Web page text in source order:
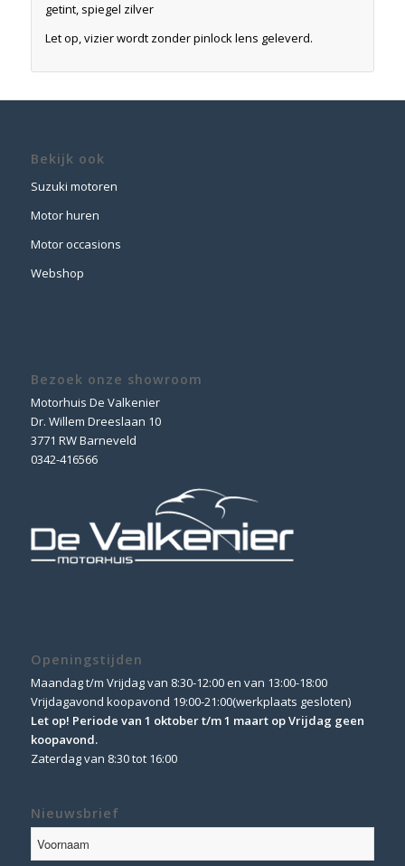
getint, spiegel zilver
Let op, vizier wordt zonder pinlock lens geleverd.
Bekijk ook
Suzuki motoren
Motor huren
Motor occasions
Webshop
Bezoek onze showroom
Motorhuis De Valkenier
Dr. Willem Dreeslaan 10
3771 RW Barneveld
0342-416566
Openingstijden
Maandag t/m Vrijdag van 8:30-12:00 en van 13:00-18:00
Vrijdagavond koopavond 19:00-21:00(werkplaats gesloten)
Let op! Periode van 1 oktober t/m 1 maart op Vrijdag geen
koopavond.
Zaterdag van 8:30 tot 16:00
Nieuwsbrief